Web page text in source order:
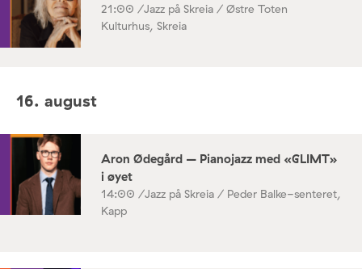
21:00 /Jazz på Skreia / Østre Toten
Kulturhus, Skreia
16. august
Aron Ødegård – Pianojazz med «GLIMT»
i øyet
14:00 /Jazz på Skreia / Peder Balke-senteret,
Kapp